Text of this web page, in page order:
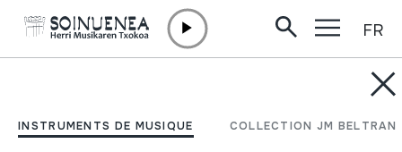
INSTRUMENTS DE MUSIQUE COLLECTION JM BELTRAN
FR
Cantabria Descubrir